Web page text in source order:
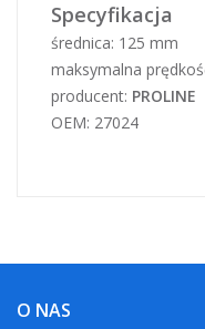
Specyfikacja
średnica: 125 mm
maksymalna
producent: PROLINE
OEM: 27024
O NAS